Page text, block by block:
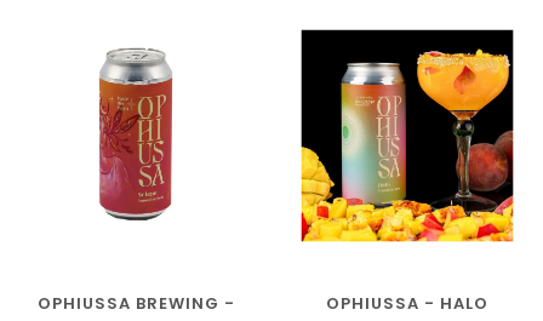
OPHIUSSA BREWING -
OPHIUSSA - HALO